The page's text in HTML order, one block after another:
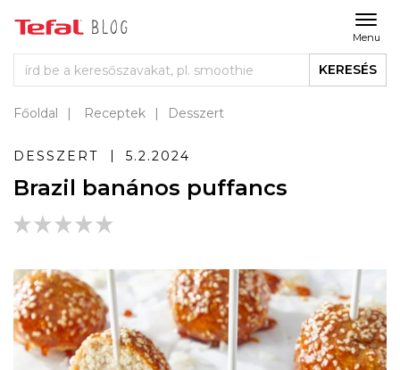
Menu
KERESÉS
Főoldal Receptek Desszert
DESSZERT 5.2.2024
Brazil banános puffancs